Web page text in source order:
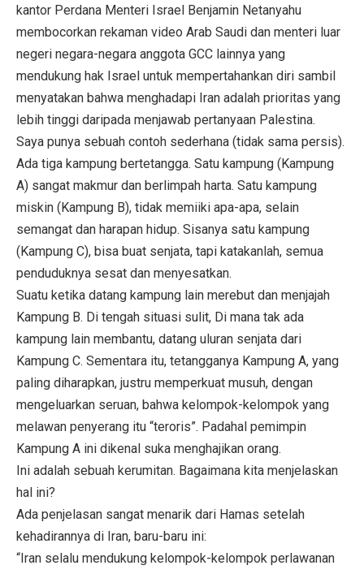
kantor Perdana Menteri Israel Benjamin Netanyahu
membocorkan rekaman video Arab Saudi dan menteri luar
negeri negara-negara anggota GCC lainnya yang
mendukung hak Israel untuk mempertahankan diri sambil
menyatakan bahwa menghadapi Iran adalah prioritas yang
lebih tinggi daripada menjawab pertanyaan Palestina.
Saya punya sebuah contoh sederhana (tidak sama persis).
Ada tiga kampung bertetangga. Satu kampung (Kampung
A) sangat makmur dan berlimpah harta. Satu kampung
miskin (Kampung B), tidak memiiki apa-apa, selain
semangat dan harapan hidup. Sisanya satu kampung
(Kampung C), bisa buat senjata, tapi katakanlah, semua
penduduknya sesat dan menyesatkan.
Suatu ketika datang kampung lain merebut dan menjajah
Kampung B. Di tengah situasi sulit, Di mana tak ada
kampung lain membantu, datang uluran senjata dari
Kampung C. Sementara itu, tetangganya Kampung A, yang
paling diharapkan, justru memperkuat musuh, dengan
mengeluarkan seruan, bahwa kelompok-kelompok yang
melawan penyerang itu “teroris”. Padahal pemimpin
Kampung A ini dikenal suka menghajikan orang.
Ini adalah sebuah kerumitan. Bagaimana kita menjelaskan
hal ini?
Ada penjelasan sangat menarik dari Hamas setelah
kehadirannya di Iran, baru-baru ini:
“Iran selalu mendukung kelompok-kelompok perlawanan